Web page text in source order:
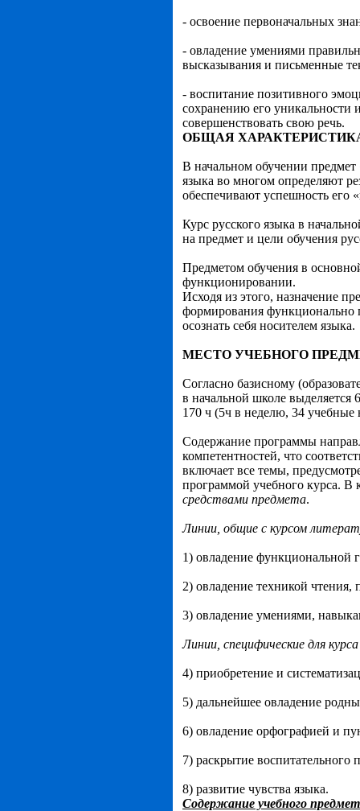
- освоение первоначальных
- овладение умениями
высказывания и письменные
- воспитание позитивного
сохранению его уникальности
совершенствовать свою речь.
ОБЩАЯ
В начальном обучении предмет
языка во многом определяют
обеспечивают успешность его
Курс русского языка в
на предмет и цели обучения
Предметом обучения в
функционировании.
Исходя из этого, назначение
формирования функционально
осознать себя носителем языка.
МЕСТО УЧЕБНОГО
Согласно базисному
в начальной школе выделяется
170 ч (5ч в неделю, 34 учебные
Содержание программы
компетентностей, что
включает все темы,
программой учебного курса. В
средствами предмета.
Линии, общие с курсом
1) овладение функциональной
2) овладение техникой
3) овладение умениями,
Линии, специфические для
4) приобретение и
5) дальнейшее овладение
6) овладение орфографией и
7) раскрытие воспитательного
8) развитие чувства языка.
Содержание учебного